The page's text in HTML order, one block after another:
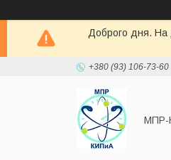
Доброго дня. На
+380 (93) 106-73-60
МПР-